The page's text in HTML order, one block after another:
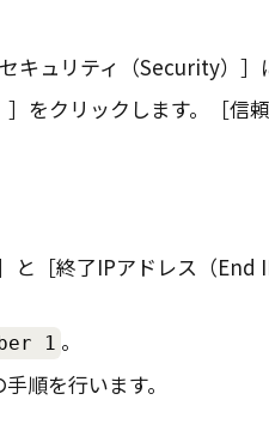
キュリティ（Security）
をクリックします。
信
と
終了IPアドレス（End
1 。
順を行います。